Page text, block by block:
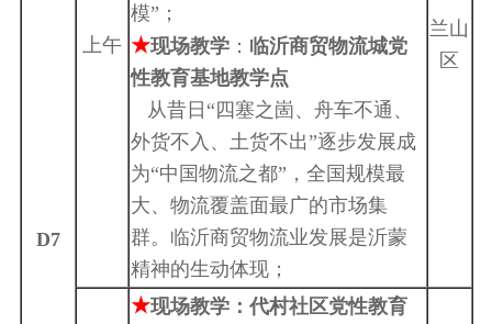
D7
上午
模”；
★现场教学： 临沂商贸物流城党
性教育基地教学点
从昔日“四塞之崮、舟车不通、
外货不入、土货不出”逐步发展成
为“中国物流之都”，全国规模最
大、物流覆盖面最广的市场集
群。临沂商贸物流业发展是沂蒙
精神的生动体现；
兰山
区
★现场教学： 代村社区党性教育